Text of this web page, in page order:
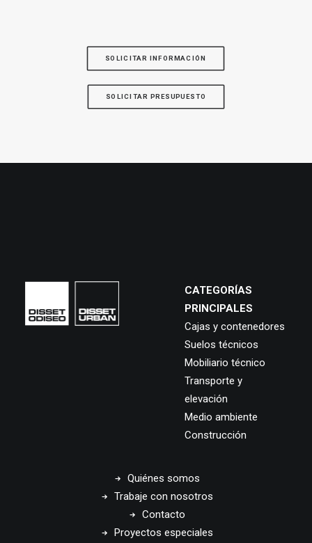
SOLICITAR INFORMACIÓN
SOLICITAR PRESUPUESTO
CATEGORÍAS
PRINCIPALES
Cajas y contenedores
Suelos técnicos
Mobiliario técnico
Transporte y
elevación
Medio ambiente
Construcción
Quiénes somos
Trabaje con nosotros
Contacto
Proyectos especiales